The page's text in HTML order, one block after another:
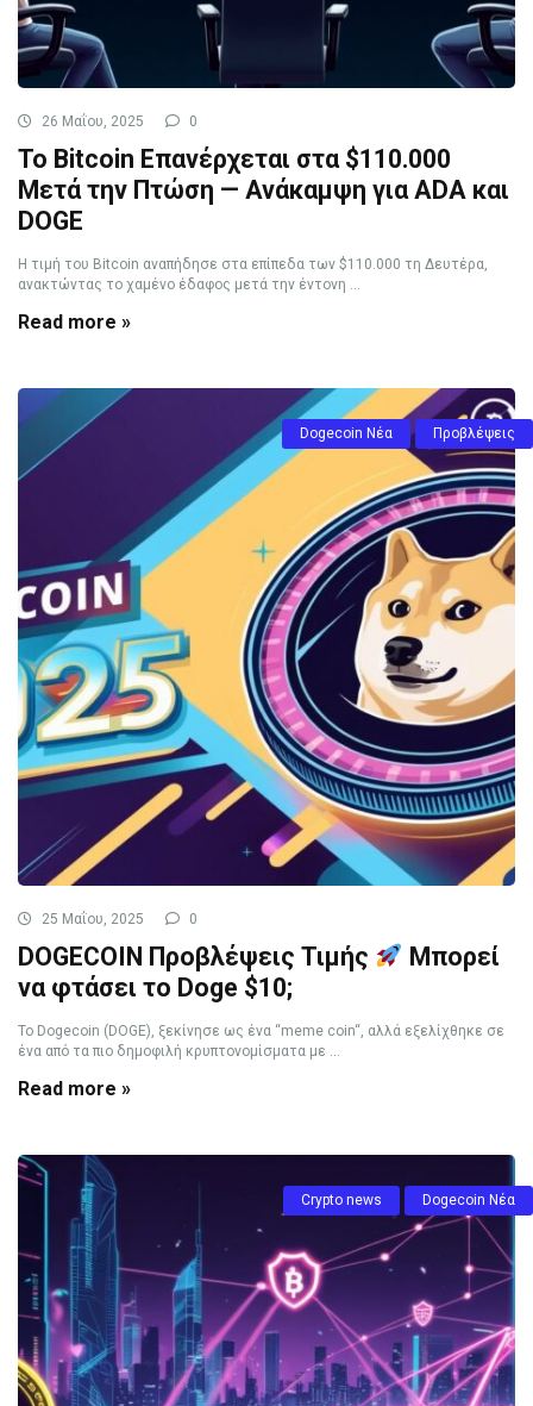
26 Μαΐου, 2025 0
Το Bitcoin Επανέρχεται στα $110.000
Μετά την Πτώση — Ανάκαμψη για ADA και
DOGE
Η τιμή του Bitcoin αναπήδησε στα επίπεδα των $110.000 τη Δευτέρα,
ανακτώντας το χαμένο έδαφος μετά την έντονη ...
Read more »
Dogecoin Νέα Προβλέψεις
25 Μαΐου, 2025 0
DOGECOIN Προβλέψεις Τιμής
Μπορεί
να φτάσει το Doge $10;
Το Dogecoin (DOGE), ξεκίνησε ως ένα “meme coin“, αλλά εξελίχθηκε σε
ένα από τα πιο δημοφιλή κρυπτονομίσματα με ...
Read more »
Crypto news Dogecoin Νέα